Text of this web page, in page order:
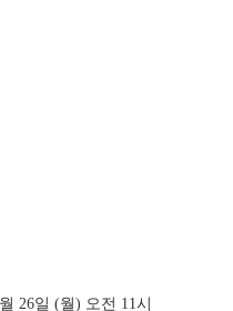
26일 (월) 오전 11시